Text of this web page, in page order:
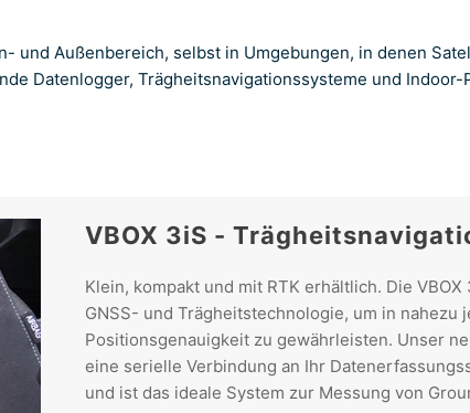
und Außenbereich, selbst in Umgebungen, in denen
Datenlogger, Trägheitsnavigationssysteme und
VBOX 3iS -
Klein, kompakt und mit RTK erhältlich. Die
GNSS- und Trägheitstechnologie, um in nahezu
Positionsgenauigkeit zu gewährleisten. Unser
eine serielle Verbindung an Ihr
und ist das ideale System zur Messung von